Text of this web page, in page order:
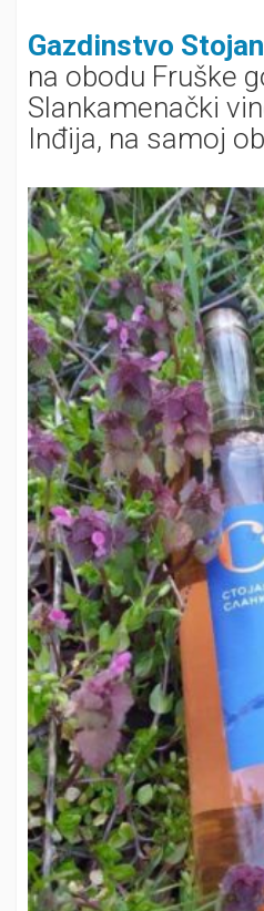
Gazdinstvo
na obodu Fruške
Slankamenački
Inđija, na samoj